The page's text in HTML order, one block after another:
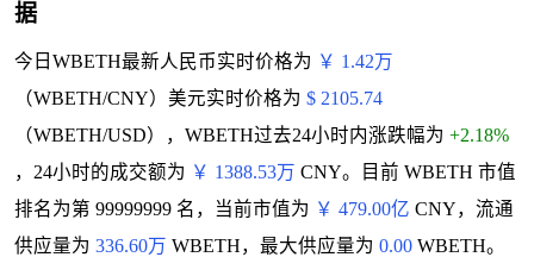
据
今日WBETH最新人民币实时价格为 ￥ 1.42万
（WBETH/CNY）美元实时价格为 $ 2105.74
（WBETH/USD），WBETH过去24小时内涨跌幅为 +2.18%
，24小时的成交额为 ￥ 1388.53万 CNY。目前 WBETH 市值
排名为第 99999999 名，当前市值为 ￥ 479.00亿 CNY，流通
供应量为 336.60万 WBETH，最大供应量为 0.00WBETH。